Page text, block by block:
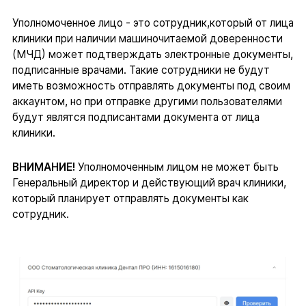
Уполномоченное лицо - это сотрудник,который от лица
клиники при наличии машиночитаемой доверенности
(МЧД) может подтверждать электронные документы,
подписанные врачами. Такие сотрудники не будут
иметь возможность отправлять документы под своим
аккаунтом, но при отправке другими пользователями
будут являтся подписантами документа от лица
клиники.
ВНИМАНИЕ! Уполномоченным лицом не может быть
Генеральный директор и действующий врач клиники,
который планирует отправлять документы как
сотрудник.